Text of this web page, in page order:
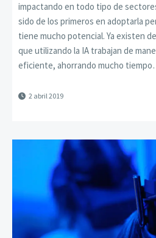
impactando en todo tipo de
sido de los primeros en adoptarla
tiene mucho potencial. Ya existen
que utilizando la IA trabajan de
eficiente, ahorrando mucho
2 abril 2019